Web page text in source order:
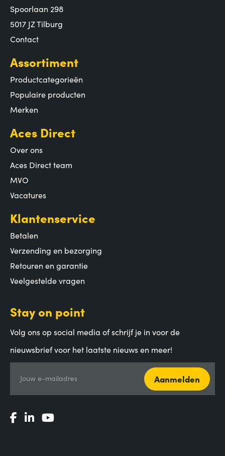
Spoorlaan 298
5017 JZ Tilburg
Contact
Assortiment
Productcategorieën
Populaire producten
Merken
Aces Direct
Over ons
Aces Direct team
MVO
Vacatures
Klantenservice
Betalen
Verzending en bezorging
Retouren en garantie
Veelgestelde vragen
Stay on point
Volg ons op social media of schrijf je in voor de
nieuwsbrief voor het laatste nieuws en meer!
Jouw e-mailadres Aanmelden